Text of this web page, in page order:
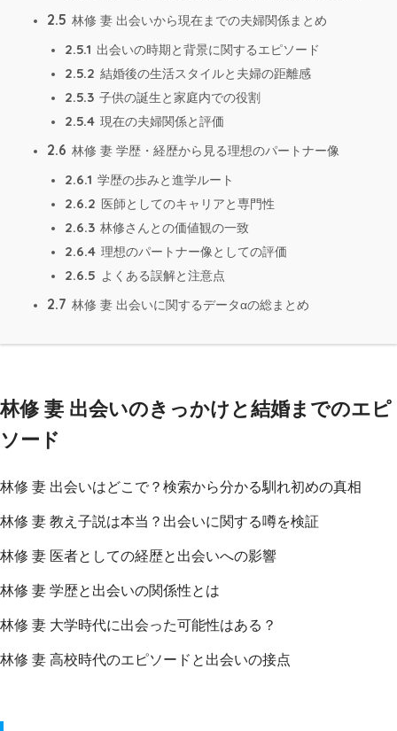
2.5 林修 妻 出会いから現在までの夫婦関係まとめ
2.5.1 出会いの時期と背景に関するエピソード
2.5.2 結婚後の生活スタイルと夫婦の距離感
2.5.3 子供の誕生と家庭内での役割
2.5.4 現在の夫婦関係と評価
2.6 林修 妻 学歴・経歴から見る理想のパートナー像
2.6.1 学歴の歩みと進学ルート
2.6.2 医師としてのキャリアと専門性
2.6.3 林修さんとの価値観の一致
2.6.4 理想のパートナー像としての評価
2.6.5 よくある誤解と注意点
2.7 林修 妻 出会いに関するデータαの総まとめ
林修 妻 出会いのきっかけと結婚までのエピ
ソード
林修 妻 出会いはどこで？検索から分かる馴れ初めの真相
林修 妻 教え子説は本当？出会いに関する噂を検証
林修 妻 医者としての経歴と出会いへの影響
林修 妻 学歴と出会いの関係性とは
林修 妻 大学時代に出会った可能性はある？
林修 妻 高校時代のエピソードと出会いの接点